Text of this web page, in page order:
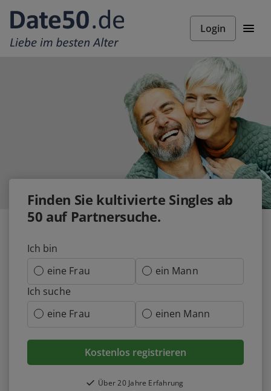
Login
Finden Sie kultivierte Singles ab
50 auf Partnersuche.
Ich bin
eine Frau
ein Mann
Ich suche
eine Frau
einen Mann
Kostenlos registrieren
Über 20 Jahre Erfahrung